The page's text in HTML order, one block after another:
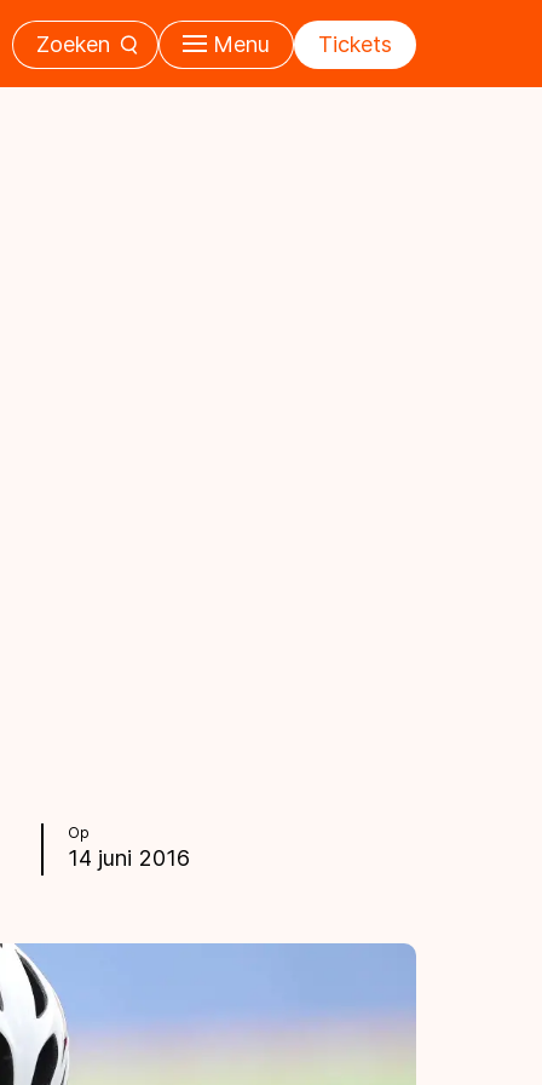
Zoeken Menu Tickets
Op
14 juni 2016